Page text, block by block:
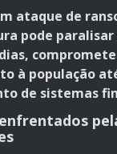
ataque de
pode paralisar
à população
de sistemas